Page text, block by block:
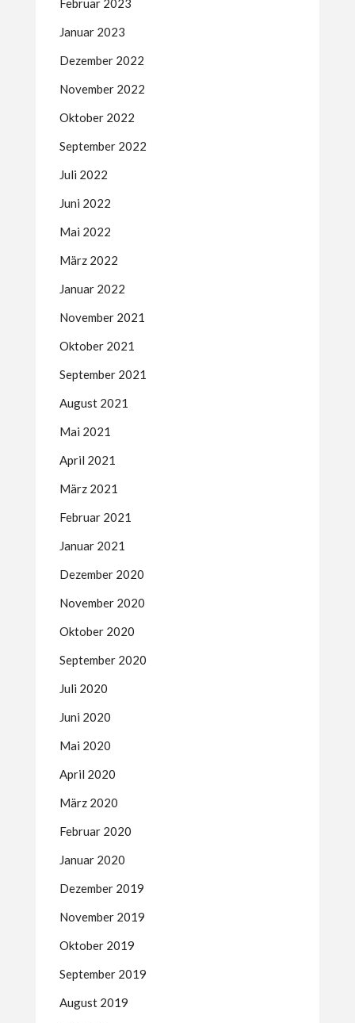
Februar 2023
Januar 2023
Dezember 2022
November 2022
Oktober 2022
September 2022
Juli 2022
Juni 2022
Mai 2022
März 2022
Januar 2022
November 2021
Oktober 2021
September 2021
August 2021
Mai 2021
April 2021
März 2021
Februar 2021
Januar 2021
Dezember 2020
November 2020
Oktober 2020
September 2020
Juli 2020
Juni 2020
Mai 2020
April 2020
März 2020
Februar 2020
Januar 2020
Dezember 2019
November 2019
Oktober 2019
September 2019
August 2019